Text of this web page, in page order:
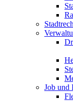
Job und